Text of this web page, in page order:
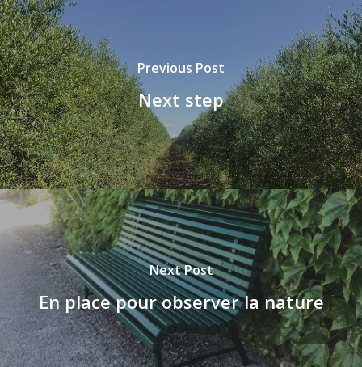
Previous Post
Next step
Next Post
En place pour observer la nature